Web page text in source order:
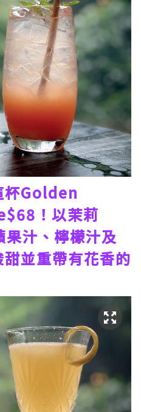
杯Golden
！以茉莉
汁、檸檬汁及
並重帶有花香的